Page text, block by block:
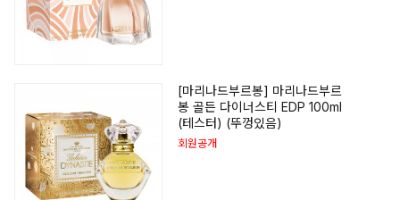
[마리나드부르봉] 마리나드부르
봉 골든 다이너스티 EDP 100ml
(테스터) (뚜껑있음)
회원공개